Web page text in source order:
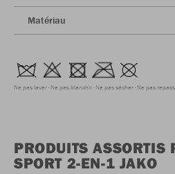
Matériau
Ne pas laver Ne pas blanchir Ne pas sécher Ne pas
PRODUITS ASSORTIS
SPORT 2-EN-1 JAKO